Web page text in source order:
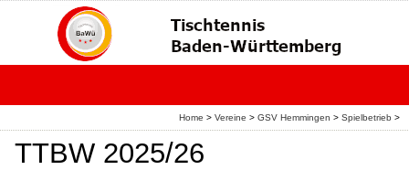
Home > Vereine > GSV Hemmingen > Spielbetrieb >
TTBW 2025/26